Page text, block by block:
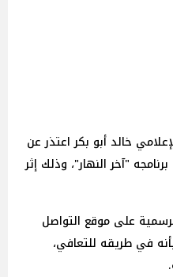
خالد أبو بكر اعتذر عن
"آخر النهار"، وذلك إثر
على موقع التواصل
في طريقه للتعافي،